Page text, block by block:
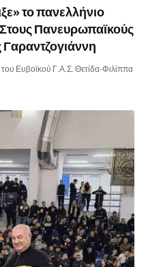
το πανελλήνιο
Πανευρωπαϊκούς
του Ευβοϊκού Γ.Α.Σ. Θετίδα-Φιλίππα